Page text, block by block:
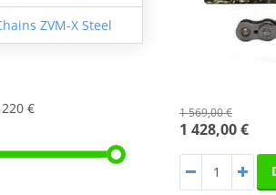
ZVM-X Steel
€ 1 569,00 €
1 428,00 €